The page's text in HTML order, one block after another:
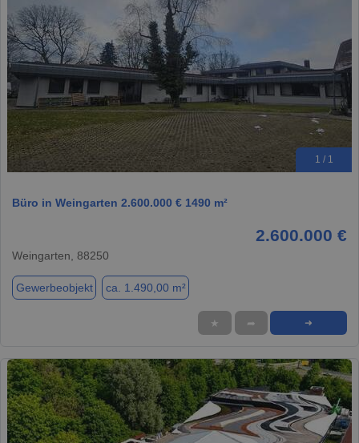
1 / 1
Büro in Weingarten 2.600.000 € 1490 m²
2.600.000 €
Weingarten, 88250
Gewerbeobjekt ca. 1.490,00 m²
★ ➦ ➜